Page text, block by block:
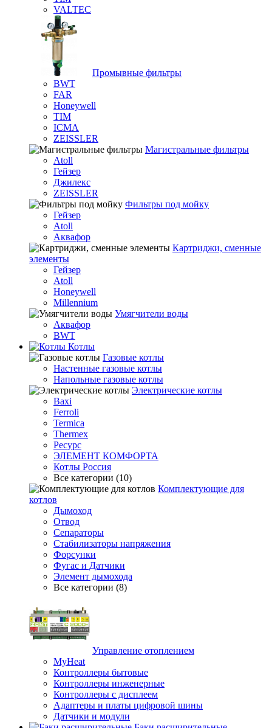
VALTEC
Промывные фильтры
BWT
FAR
Honeywell
TIM
ICMA
ZEISSLER
Магистральные фильтры
Atoll
Гейзер
Джилекс
ZEISSLER
Фильтры под мойку
Гейзер
Atoll
Аквафор
Картриджи, сменные
элементы
Гейзер
Atoll
Honeywell
Millennium
Умягчители воды
Аквафор
BWT
Котлы
Гaзовые котлы
Настенные газовые котлы
Напольные газовые котлы
Электрические котлы
Baxi
Ferroli
Termica
Thermex
Ресурс
ЭЛЕМЕНТ КОМФОРТА
Котлы Россия
Все категории (10)
Комплектующие для
котлов
Дымоход
Отвод
Сепараторы
Стабилизаторы напряжения
Форсунки
Фугас и Датчики
Элемент дымохода
Все категории (8)
Управление отоплением
MyHeat
Контроллеры бытовые
Контроллеры инженерные
Контроллеры с дисплеем
Адаптеры и платы цифровой шины
Датчики и модули